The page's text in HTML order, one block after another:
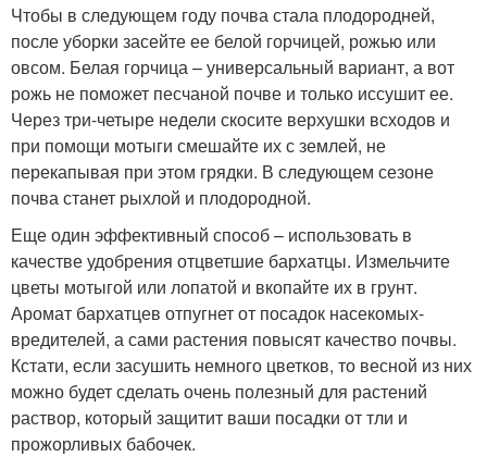
Чтобы в следующем году почва стала плодородней,
после уборки засейте ее белой горчицей, рожью или
овсом. Белая горчица – универсальный вариант, а вот
рожь не поможет песчаной почве и только иссушит ее.
Через три-четыре недели скосите верхушки всходов и
при помощи мотыги смешайте их с землей, не
перекапывая при этом грядки. В следующем сезоне
почва станет рыхлой и плодородной.
Еще один эффективный способ – использовать в
качестве удобрения отцветшие бархатцы. Измельчите
цветы мотыгой или лопатой и вкопайте их в грунт.
Аромат бархатцев отпугнет от посадок насекомых-
вредителей, а сами растения повысят качество почвы.
Кстати, если засушить немного цветков, то весной из них
можно будет сделать очень полезный для растений
раствор, который защитит ваши посадки от тли и
прожорливых бабочек.